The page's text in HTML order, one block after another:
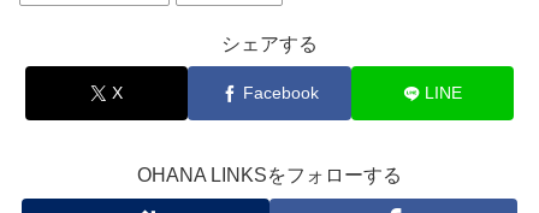
シェアする
X Facebook LINE
OHANA LINKSをフォローする